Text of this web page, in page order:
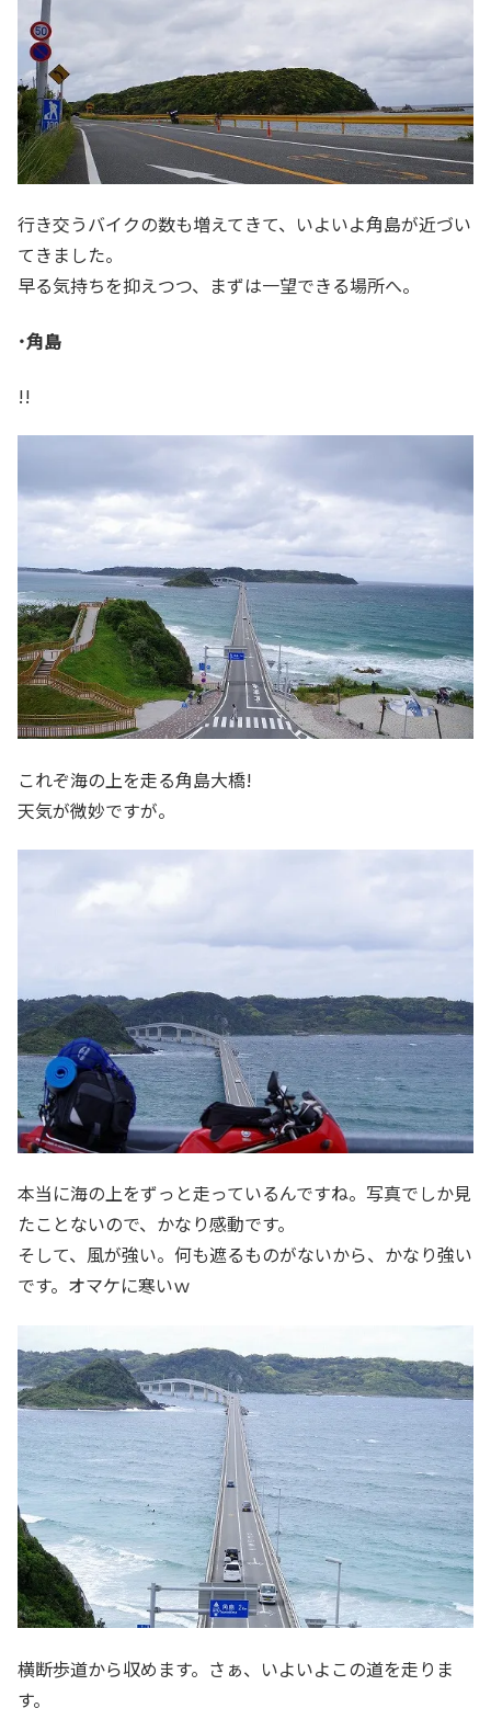
行き交うバイクの数も増えてきて、いよいよ角島が近づい
てきました。
早る気持ちを抑えつつ、まずは一望できる場所へ。
･角島
!!
これぞ海の上を走る角島大橋!
天気が微妙ですが。
本当に海の上をずっと走っているんですね。写真でしか見
たことないので、かなり感動です。
そして、風が強い。何も遮るものがないから、かなり強い
です。オマケに寒いｗ
横断歩道から収めます。さぁ、いよいよこの道を走りま
す。